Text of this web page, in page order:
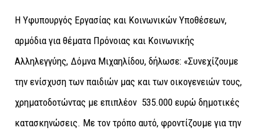
Η Υφυπουργός Εργασίας και Κοινωνικών Υποθέσεων,
αρμόδια για θέματα Πρόνοιας και Κοινωνικής
Αλληλεγγύης, Δόμνα Μιχαηλίδου, δήλωσε: «Συνεχίζουμε
την ενίσχυση των παιδιών μας και των οικογενειών τους,
χρηματοδοτώντας με επιπλέον 535.000 ευρώ δημοτικές
κατασκηνώσεις. Με τον τρόπο αυτό, φροντίζουμε για την